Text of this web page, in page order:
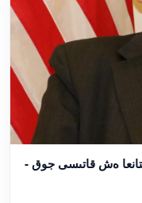
ەش قاتىسى جوق -